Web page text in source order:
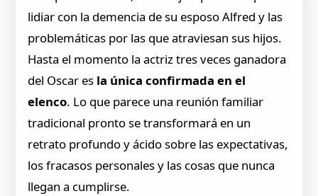
lidiar con la demencia de su esposo Alfred y las
problemáticas por las que atraviesan sus hijos.
Hasta el momento la actriz tres veces ganadora
del Oscar es la única confirmada en el
elenco. Lo que parece una reunión familiar
tradicional pronto se transformará en un
retrato profundo y ácido sobre las expectativas,
los fracasos personales y las cosas que nunca
llegan a cumplirse.